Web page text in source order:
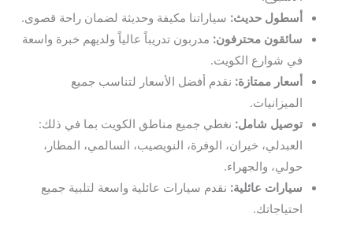
أسطول حديث: سياراتنا مكيفة وحديثة لضمان راحة قصوى.
سائقون محترفون: مدربون تدريباً عالياً ولديهم خبرة واسعة
في شوارع الكويت.
أسعار ممتازة: نقدم أفضل الأسعار لتناسب جميع
الميزانيات.
توصيل شامل: نغطي جميع مناطق الكويت بما في ذلك:
العبدلي، خيران، الوفرة، النويصيب، السالمي، المطار،
حولي، والجهراء.
سيارات عائلية: نقدم سيارات عائلية واسعة لتلبية جميع
احتياجاتك.